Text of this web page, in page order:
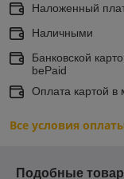
Наложенный
Наличными
Банковской
bePaid
Оплата картой в
Все условия
Подобные